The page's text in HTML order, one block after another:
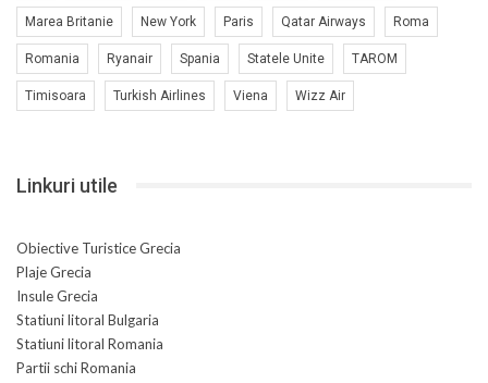
Marea Britanie New York Paris Qatar Airways Roma
Romania Ryanair Spania Statele Unite TAROM
Timisoara Turkish Airlines Viena Wizz Air
Linkuri utile
Obiective Turistice Grecia
Plaje Grecia
Insule Grecia
Statiuni litoral Bulgaria
Statiuni litoral Romania
Partii schi Romania